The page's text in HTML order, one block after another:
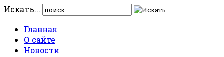
Искать...
Главная
О сайте
Новости